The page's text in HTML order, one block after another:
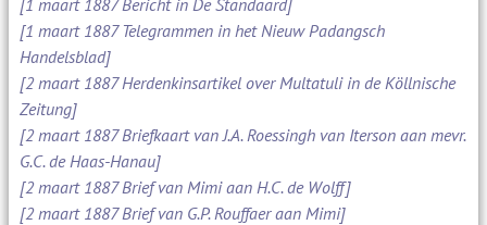
[1 maart 1887 Telegrammen in het Nieuw Padangsch
Handelsblad]
[2 maart 1887 Herdenkinsartikel over Multatuli in de Köllnische
Zeitung]
[2 maart 1887 Briefkaart van J.A. Roessingh van Iterson aan mevr.
G.C. de Haas-Hanau]
[2 maart 1887 Brief van Mimi aan H.C. de Wolff]
[2 maart 1887 Brief van G.P. Rouffaer aan Mimi]